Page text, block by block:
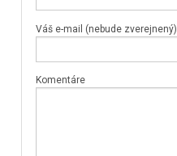
Váš e-mail (nebude zverejnený)
Komentáre